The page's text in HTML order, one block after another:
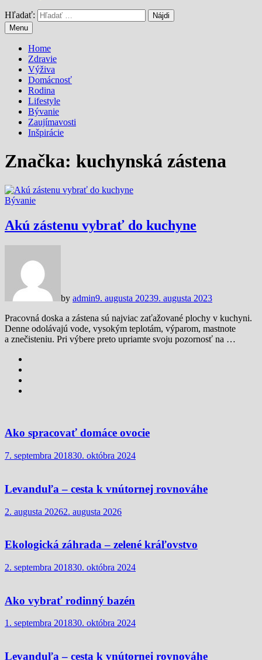
Hľadať:
Menu
Home
Zdravie
Výživa
Domácnosť
Rodina
Lifestyle
Bývanie
Zaujímavosti
Inšpirácie
Značka: kuchynská zástena
Bývanie
Akú zástenu vybrať do kuchyne
by admin9. augusta 20239. augusta 2023
Pracovná doska a zástena sú najviac zaťažované plochy v kuchyni.
Denne odolávajú vode, vysokým teplotám, výparom, mastnote
a znečisteniu. Pri výbere preto upriamte svoju pozornosť na …
Ako spracovať domáce ovocie
7. septembra 201830. októbra 2024
Levanduľa – cesta k vnútornej rovnováhe
2. augusta 20262. augusta 2026
Ekologická záhrada – zelené kráľovstvo
2. septembra 201830. októbra 2024
Ako vybrať rodinný bazén
1. septembra 201830. októbra 2024
Levanduľa – cesta k vnútornej rovnováhe